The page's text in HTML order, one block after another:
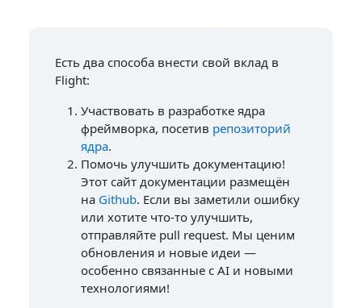
Есть два способа внести свой вклад в
Flight:
Участвовать в разработке ядра
фреймворка, посетив репозиторий
ядра.
Помочь улучшить документацию!
Этот сайт документации размещён
на Github. Если вы заметили ошибку
или хотите что-то улучшить,
отправляйте pull request. Мы ценим
обновления и новые идеи —
особенно связанные с AI и новыми
технологиями!